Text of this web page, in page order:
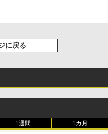
に戻る
1週間 1カ月